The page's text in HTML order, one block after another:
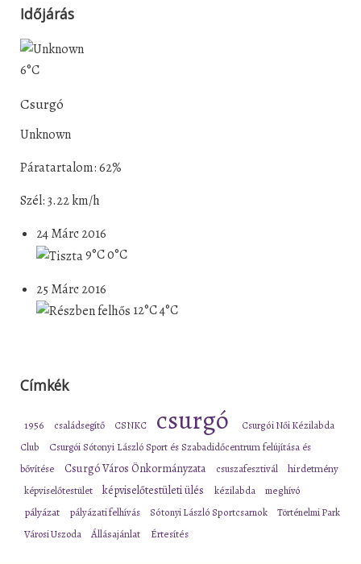
Időjárás
6°C
Csurgó
Unknown
Páratartalom: 62%
Szél: 3.22 km/h
24 Márc 2016
9°C0°C
25 Márc 2016
12°C4°C
Címkék
1956 családsegítő CSNKC csurgó
Csurgói Női Kézilabda
Club
Csurgói Sótonyi László Sport és Szabadidőcentrum felújítása és
bővítése
Csurgó Város Önkormányzata csuszafesztivál hirdetmény
képviselőtestület képviselőtestületi ülés kézilabda meghívó
pályázat pályázati felhívás Sótonyi László Sportcsarnok
Történelmi Park
Városi Uszoda
Állásajánlat Értesítés